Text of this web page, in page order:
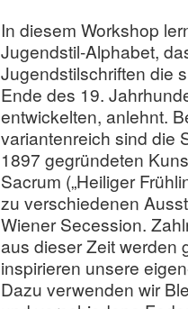
In diesem Workshop
Jugendstil-Alphabet,
Jugendstilschriften die
Ende des 19.
entwickelten, anlehnt.
variantenreich sind die
1897 gegründeten
Sacrum („Heiliger
zu verschiedenen
Wiener Secession.
aus dieser Zeit werden
inspirieren unsere
Dazu verwenden wir